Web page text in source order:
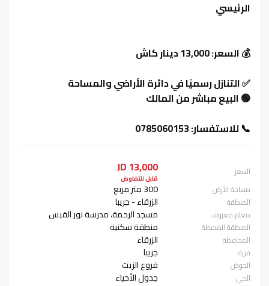
الرئيسي
💰 السعر: 13,000 دينار كاش
✅ التنازل رسميًا في دائرة الأراضي والمساحة
🟢 البيع مباشر من المالك
📞 للاستفسار: 0785060153
السعر 13,000 JD
قابل للتفاوض
مساحة الأرض 300 متر مربع
المنطقة الزرقاء - جريبا
معلم معروف مسجد الرحمة، مدرسة نور القبس
المنطقة المحيطة منطقة سكنية
المحافظة الزرقاء
قرية جريبا
الحوض فروع الزيت
الحي جدول الأحياء